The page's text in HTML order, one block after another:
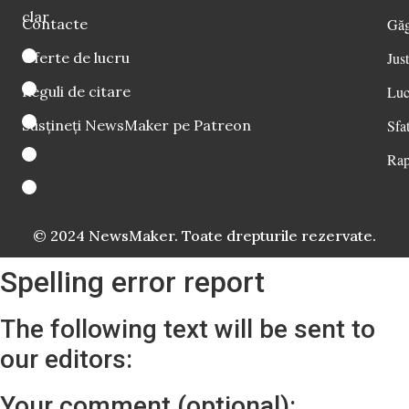
clar
Contacte
Oferte de lucru
Reguli de citare
Susțineți NewsMaker pe Patreon
© 2024 NewsMaker. Toate drepturile rezervate.
Spelling error report
The following text will be sent to
our editors: